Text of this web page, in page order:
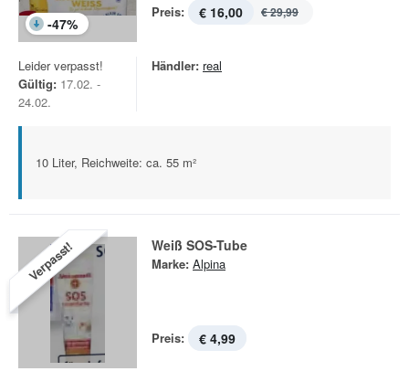
-47%
Preis: € 16,00 € 29,99
Leider verpasst!
Gültig: 17.02. -
24.02.
Händler: real
10 Liter, Reichweite: ca. 55 m²
Verpasst! Weiß SOS-Tube
Marke: Alpina
Preis: € 4,99